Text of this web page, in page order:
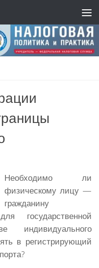
Необходимо ли
физическому лицу —
гражданину
государственной
индивидуального
в регистрирующий